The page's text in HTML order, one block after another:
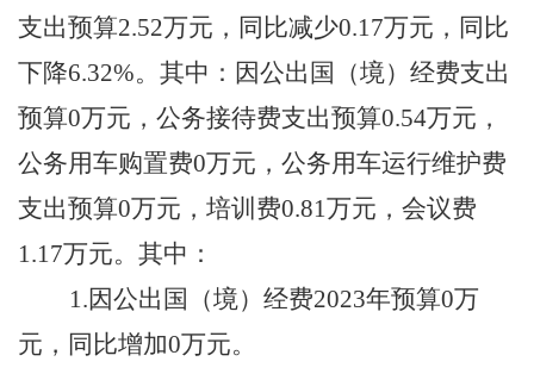
支出预算2.52万元，同比减少0.17万元， 同比
下降6.32%。其中：因公出国（境）经费支出
预算0万元，公务接待费支出预算0.54万元，
公务用车购置费0万元，公务用车运行维护费
支出预算0万元 ，培训费0.81万元，会议费
1.17万元。其中：
1.因公出国（境）经费2023年预算0万
元，同比增加0万元。